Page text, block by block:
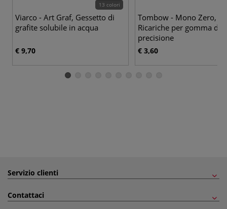
13 colori
Viarco - Art Graf, Gessetto di
grafite solubile in acqua
€ 9,70
Tombow - Mono Zero,
Ricariche per gomma di
precisione
€ 3,60
Servizio clienti
Contattaci